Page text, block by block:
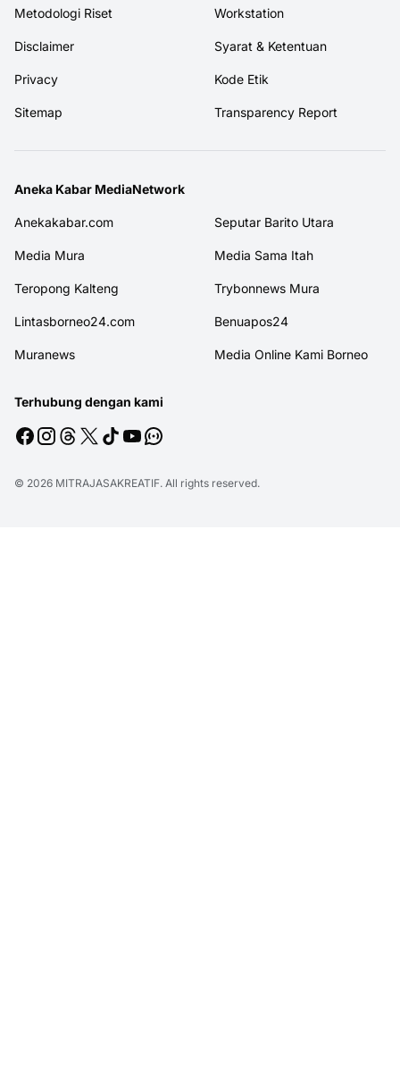
Metodologi Riset Workstation
Disclaimer Syarat & Ketentuan
Privacy Kode Etik
Sitemap Transparency Report
Aneka Kabar MediaNetwork
Anekakabar.com Seputar Barito Utara
Media Mura Media Sama Itah
Teropong Kalteng Trybonnews Mura
Lintasborneo24.com Benuapos24
Muranews Media Online Kami Borneo
Terhubung dengan kami
© 2026 MITRAJASAKREATIF. All rights reserved.